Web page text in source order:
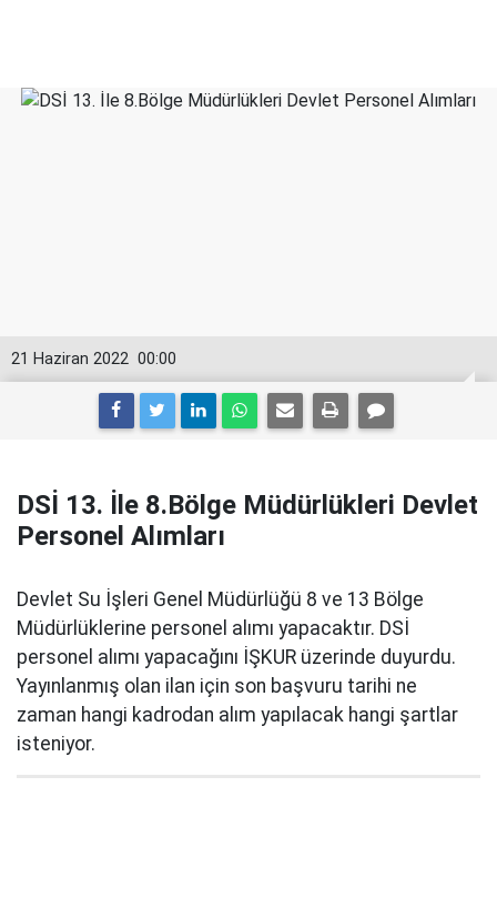
00:00
21 Haziran 2022
DSİ 13. İle 8.Bölge Müdürlükleri Devlet
Personel Alımları
Devlet Su İşleri Genel Müdürlüğü 8 ve 13 Bölge
Müdürlüklerine personel alımı yapacaktır. DSİ
personel alımı yapacağını İŞKUR üzerinde duyurdu.
Yayınlanmış olan ilan için son başvuru tarihi ne
zaman hangi kadrodan alım yapılacak hangi şartlar
isteniyor.